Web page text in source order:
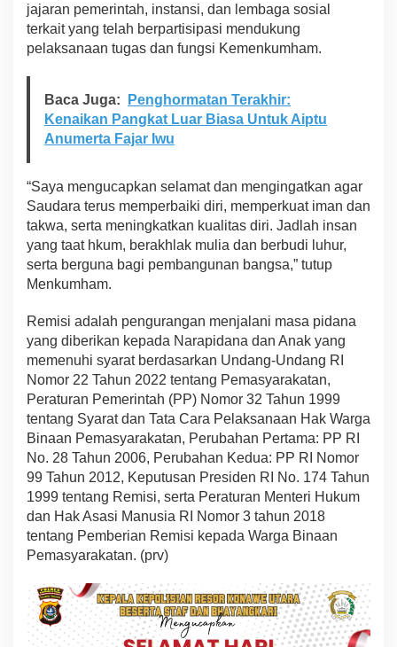
jajaran pemerintah, instansi, dan lembaga sosial
terkait yang telah berpartisipasi mendukung
pelaksanaan tugas dan fungsi Kemenkumham.
Baca Juga:
Penghormatan Terakhir:
Kenaikan Pangkat Luar Biasa Untuk Aiptu
Anumerta Fajar Iwu
“Saya mengucapkan selamat dan mengingatkan agar
Saudara terus memperbaiki diri, memperkuat iman dan
takwa, serta meningkatkan kualitas diri. Jadlah insan
yang taat hkum, berakhlak mulia dan berbudi luhur,
serta berguna bagi pembangunan bangsa,” tutup
Menkumham.
Remisi adalah pengurangan menjalani masa pidana
yang diberikan kepada Narapidana dan Anak yang
memenuhi syarat berdasarkan Undang-Undang RI
Nomor 22 Tahun 2022 tentang Pemasyarakatan,
Peraturan Pemerintah (PP) Nomor 32 Tahun 1999
tentang Syarat dan Tata Cara Pelaksanaan Hak Warga
Binaan Pemasyarakatan, Perubahan Pertama: PP RI
No. 28 Tahun 2006, Perubahan Kedua: PP RI Nomor
99 Tahun 2012, Keputusan Presiden RI No. 174 Tahun
1999 tentang Remisi, serta Peraturan Menteri Hukum
dan Hak Asasi Manusia RI Nomor 3 tahun 2018
tentang Pemberian Remisi kepada Warga Binaan
Pemasyarakatan. (prv)